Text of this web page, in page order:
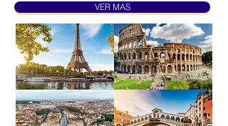
VER MAS